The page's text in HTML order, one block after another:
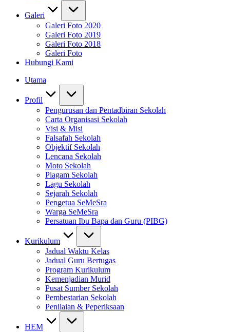
Galeri
Galeri Foto 2020
Galeri Foto 2019
Galeri Foto 2018
Galeri Foto
Hubungi Kami
Utama
Profil
Pengurusan dan Pentadbiran Sekolah
Carta Organisasi Sekolah
Visi & Misi
Falsafah Sekolah
Objektif Sekolah
Lencana Sekolah
Moto Sekolah
Piagam Sekolah
Lagu Sekolah
Sejarah Sekolah
Pengetua SeMeSra
Warga SeMeSra
Persatuan Ibu Bapa dan Guru (PIBG)
Kurikulum
Jadual Waktu Kelas
Jadual Guru Bertugas
Program Kurikulum
Kemenjadian Murid
Pusat Sumber Sekolah
Pembestarian Sekolah
Penilaian & Peperiksaan
HEM